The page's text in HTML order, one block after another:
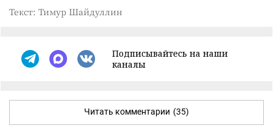
Текст: Тимур Шайдуллин
Подписывайтесь на наши
каналы
Читать комментарии (35)